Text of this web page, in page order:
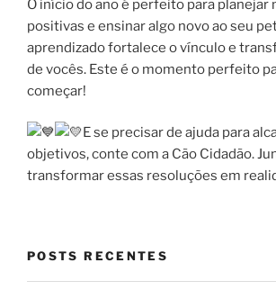
O início do ano é perfeito para planejar
positivas e ensinar algo novo ao seu
aprendizado fortalece o vínculo e
de vocês. Este é o momento perfeito
começar!
E se precisar de ajuda para
objetivos, conte com a Cão Cidadão.
transformar essas resoluções em
POSTS RECENTES